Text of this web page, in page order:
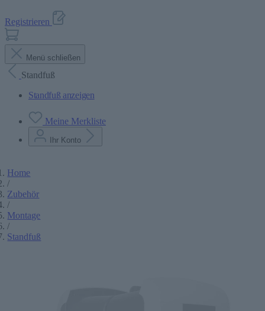
Registrieren
Menü schließen
Standfuß
Standfuß anzeigen
Meine Merkliste
Ihr Konto
Home
/
Zubehör
/
Montage
/
Standfuß